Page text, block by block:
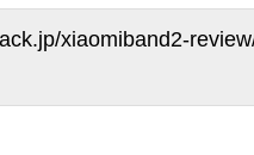
xiaomiband2-